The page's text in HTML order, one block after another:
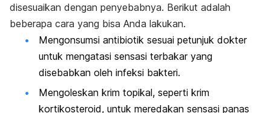
disesuaikan dengan penyebabnya. Berikut adalah
beberapa cara yang bisa Anda lakukan.
Mengonsumsi antibiotik sesuai petunjuk dokter
untuk mengatasi sensasi terbakar yang
disebabkan oleh infeksi bakteri.
Mengoleskan krim topikal, seperti krim
kortikosteroid, untuk meredakan sensasi panas